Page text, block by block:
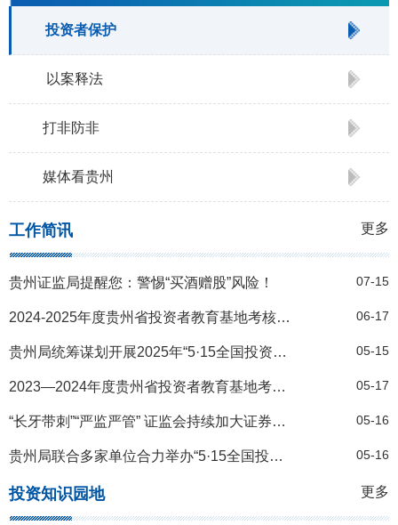
投资者保护
以案释法
打非防非
媒体看贵州
工作简讯 更多
贵州证监局提醒您：警惕“买酒赠股”风险！ 07-15
2024-2025年度贵州省投资者教育基地考核结果 06-17
贵州局统筹谋划开展2025年“5·15全国投资者保护宣传日”系列活动 05-15
2023—2024年度贵州省投资者教育基地考核结果 05-17
“长牙带刺”“严监严管” 证监会持续加大证券期货违法行为打击力度——中国证监会2023年执法情况综述 05-16
贵州局联合多家单位合力举办“5·15全国投资者保护宣传日”活动启动仪式 05-16
投资知识园地 更多